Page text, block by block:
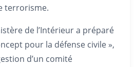
terrorisme.
de l’Intérieur a préparé
pour la défense civile »,
d’un comité